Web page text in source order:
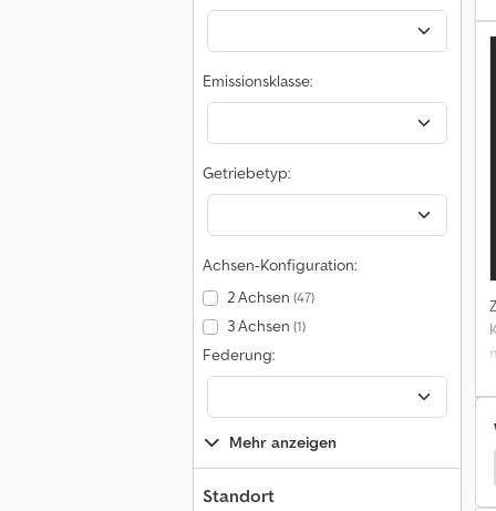
Emissionsklasse:
Getriebetyp:
Achsen-Konfiguration:
2 Achsen (47)
3 Achsen (1)
Federung:
Mehr anzeigen
Standort
Mercedes Benz Abrollkipper Daf Cf